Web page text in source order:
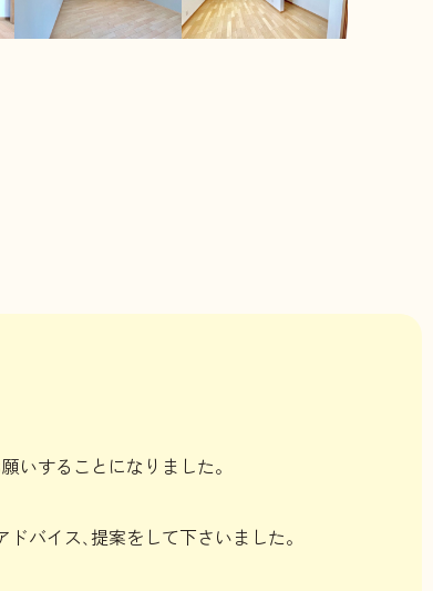
いすることになりました。
バイス､提案をして下さいました。